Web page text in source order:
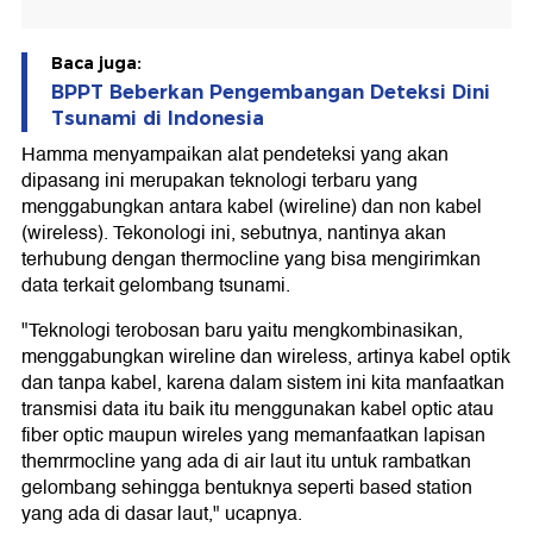
Baca juga:
BPPT Beberkan Pengembangan Deteksi Dini
Tsunami di Indonesia
Hamma menyampaikan alat pendeteksi yang akan
dipasang ini merupakan teknologi terbaru yang
menggabungkan antara kabel (wireline) dan non kabel
(wireless). Tekonologi ini, sebutnya, nantinya akan
terhubung dengan thermocline yang bisa mengirimkan
data terkait gelombang tsunami.
"Teknologi terobosan baru yaitu mengkombinasikan,
menggabungkan wireline dan wireless, artinya kabel optik
dan tanpa kabel, karena dalam sistem ini kita manfaatkan
transmisi data itu baik itu menggunakan kabel optic atau
fiber optic maupun wireles yang memanfaatkan lapisan
themrmocline yang ada di air laut itu untuk rambatkan
gelombang sehingga bentuknya seperti based station
yang ada di dasar laut," ucapnya.